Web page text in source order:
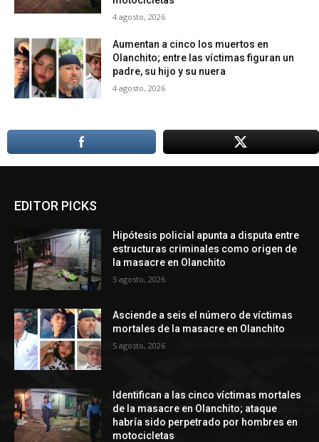
4 agosto, 2026
Aumentan a cinco los muertos en
Olanchito; entre las víctimas figuran un
padre, su hijo y su nuera
4 agosto, 2026
EDITOR PICKS
Hipótesis policial apunta a disputa entre
estructuras criminales como origen de
la masacre en Olanchito
5 agosto, 2026
Asciende a seis el número de víctimas
mortales de la masacre en Olanchito
5 agosto, 2026
Identifican a las cinco víctimas mortales
de la masacre en Olanchito; ataque
habría sido perpetrado por hombres en
motocicletas